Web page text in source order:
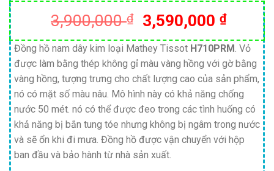
3,900,000₫
Giá
gốc
là:
3,900,000 ₫.
3,590,000 ₫Giá
hiện
tại
là:
Đồng hồ nam dây kim loại Mathey Tissot H710PRM. Vỏ
được làm bằng thép không gỉ màu vàng hồng với gờ bằng
vàng hồng, tượng trưng cho chất lượng cao của sản phẩm,
nó có mặt số màu nâu. Mô hình này có khả năng chống
nước 50 mét. nó có thể được đeo trong các tình huống có
khả năng bị bắn tung tóe nhưng không bị ngâm trong nước
và sẽ ổn khi đi mưa. Đồng hồ được vận chuyển với hộp
ban đầu và bảo hành từ nhà sản xuất.